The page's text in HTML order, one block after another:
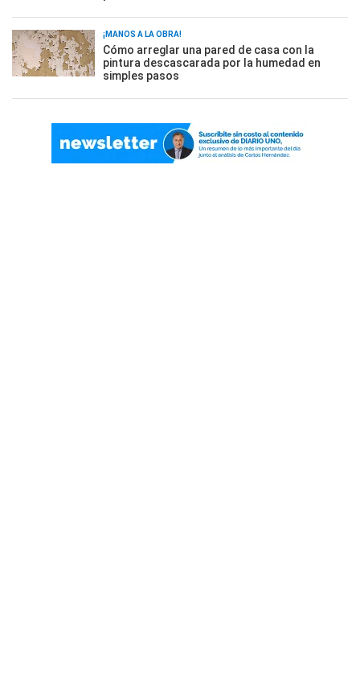
¡MANOS A LA OBRA!
Cómo arreglar una pared de casa con la
pintura descascarada por la humedad en
simples pasos